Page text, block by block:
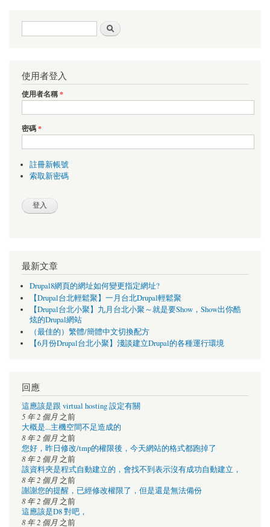
搜尋表單
使用者登入
使用者名稱*
密碼*
註冊新帳號
索取新密碼
最新文章
Drupal8網頁的網址如何變更指定網址?
【Drupal台北輕鬆聚】一月台北Drupal輕鬆聚
【Drupal台北小聚】九月台北小聚～就是要Show，Show出你酷
炫的Drupal網站
（最佳的）繁體/簡體中文切換配方
【6月份Drupal台北小聚】淺談建立Drupal的各種運行環境
回應
這應該是跟 virtual hosting 設定有關
5 年 2 個月 之前
大概是...主機空間不足造成的
8 年 2 個月 之前
您好，昨日修改/tmp的權限後，今天網站的格式都跑掉了
8 年 2 個月 之前
該資料夾是程式自動建立的，會找不到表示沒有成功自動建立，
8 年 2 個月 之前
謝謝您的提醒，已經修改權限了，但是還是無法備份
8 年 2 個月 之前
這應該是D8 對吧，
8 年 2 個月 之前